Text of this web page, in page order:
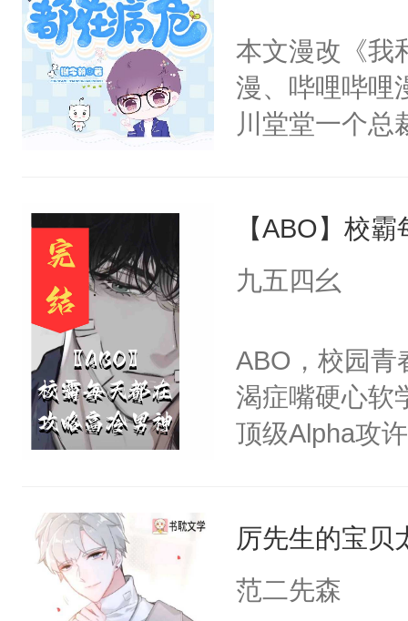
本文漫改《我
漫、哔哩哔哩
川堂堂一个总
面住了个大
躁，一个顶俩
的是，对方
了，打算陪对
个月，三个
时候死？”貌
坟。加粗提醒
的时候观看。
博：新年要暴
【ABO】校
九五四幺
ABO，校园青
渴症嘴硬心软
顶级Alpha攻
霸Alpha代利
息素和易感期
厉先生的宝贝
范二先森